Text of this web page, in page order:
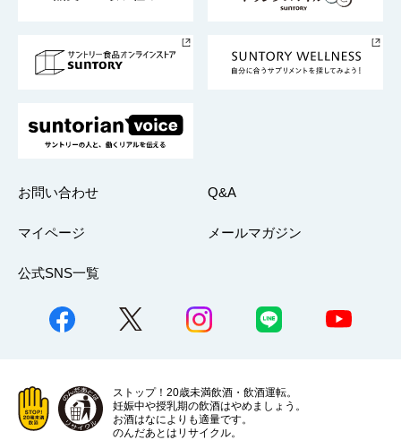
採用情報
お問い合わせ Q&A
マイページ メールマガジン
公式SNS一覧
ストップ！20歳未満飲酒・飲酒運転。
妊娠中や授乳期の飲酒はやめましょう。
お酒はなによりも適量です。
のんだあとはリサイクル。